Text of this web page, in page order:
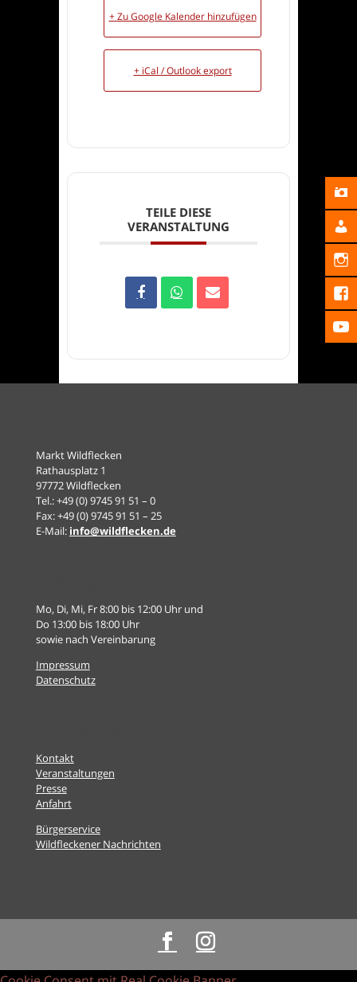
+ Zu Google Kalender hinzufügen
+ iCal / Outlook export
TEILE DIESE
VERANSTALTUNG
Markt Wildflecken
Rathausplatz 1
97772 Wildflecken
Tel.: +49 (0) 9745 91 51 – 0
Fax: +49 (0) 9745 91 51 – 25
E-Mail: info@wildflecken.de
Mo, Di, Mi, Fr 8:00 bis 12:00 Uhr und
Do 13:00 bis 18:00 Uhr
sowie nach Vereinbarung
Impressum
Datenschutz
Kontakt
Veranstaltungen
Presse
Anfahrt
Bürgerservice
Wildfleckener Nachrichten